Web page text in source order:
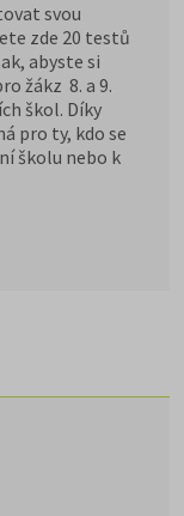
svou
zde 20 testů
abyste si
žákz 8. a 9.
škol. Díky
pro ty, kdo se
školu nebo k